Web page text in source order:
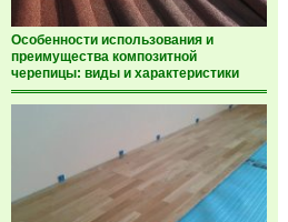
Особенности использования и
преимущества композитной
черепицы: виды и характеристики